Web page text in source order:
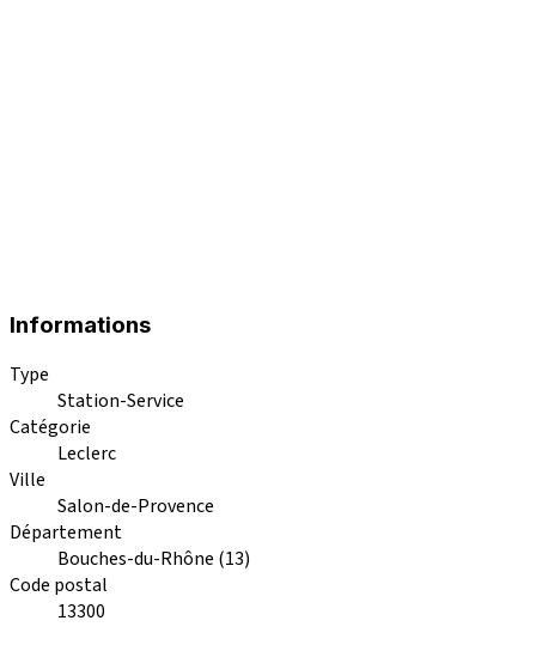
Informations
Type
Station-Service
Catégorie
Leclerc
Ville
Salon-de-Provence
Département
Bouches-du-Rhône (13)
Code postal
13300